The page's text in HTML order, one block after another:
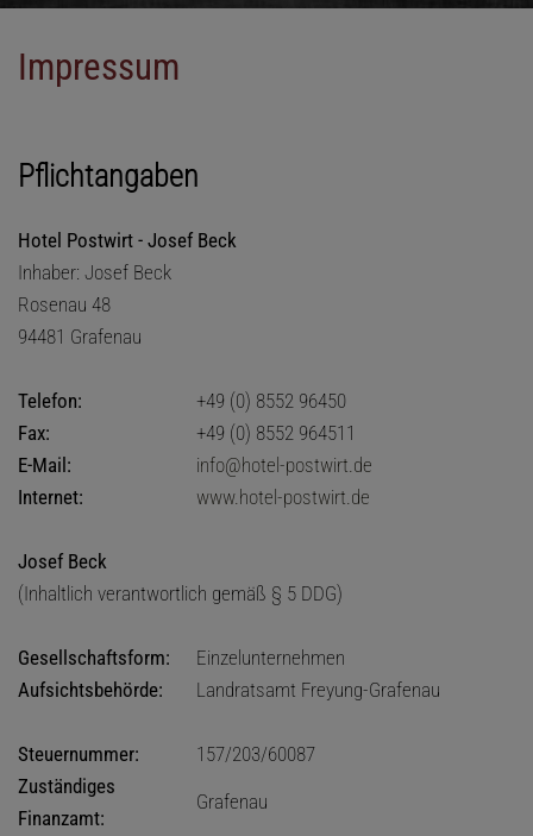
Impressum
Pflichtangaben
Hotel Postwirt - Josef Beck
Inhaber: Josef Beck
Rosenau 48
94481 Grafenau
Telefon:
+49 (0) 8552 96450
Fax:
+49 (0) 8552 964511
E-Mail:
info@hotel-postwirt.de
Internet:
www.hotel-postwirt.de
Josef Beck
(Inhaltlich verantwortlich gemäß § 5 DDG)
Gesellschaftsform:
Einzelunternehmen
Aufsichtsbehörde:
Landratsamt Freyung-Grafenau
Steuernummer:
157/203/60087
Zuständiges
Finanzamt:
Grafenau